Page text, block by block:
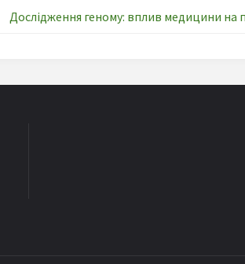
Дослідження геному: вплив медицини на